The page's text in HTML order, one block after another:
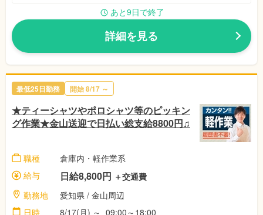
あと9日で終了
詳細を見る
最低25日勤務 開始 8/17 ～
★ティーシャツやポロシャツ等のピッキン
グ作業★金山送迎で日払い総支給8800円♫
職種
倉庫内・軽作業系
給与
日給8,800円 ＋交通費
勤務地
愛知県 / 金山周辺
日時
8/17(月) ～ 09:00～18:00